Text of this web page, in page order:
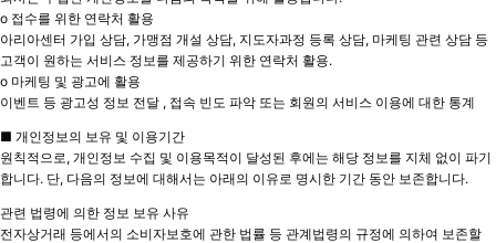
o 접수를 위한 연락처 활용
아리아센터 가입 상담, 가맹점 개설 상담, 지도자과정 등록 상담, 마케팅 관련 상담 등
고객이 원하는 서비스 정보를 제공하기 위한 연락처 활용.
o 마케팅 및 광고에 활용
이벤트 등 광고성 정보 전달 , 접속 빈도 파악 또는 회원의 서비스 이용에 대한 통계
■ 개인정보의 보유 및 이용기간
원칙적으로, 개인정보 수집 및 이용목적이 달성된 후에는 해당 정보를 지체 없이 파기
합니다. 단, 다음의 정보에 대해서는 아래의 이유로 명시한 기간 동안 보존합니다.
관련 법령에 의한 정보 보유 사유
전자상거래 등에서의 소비자보호에 관한 법률 등 관계법령의 규정에 의하여 보존할